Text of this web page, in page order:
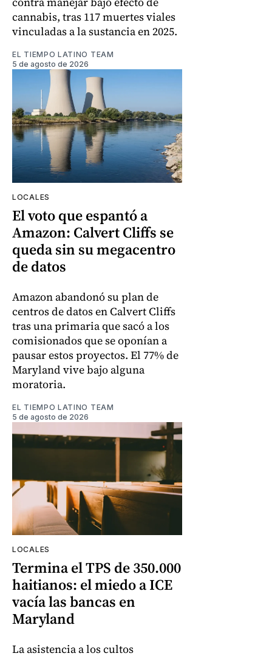
cannabis, tras 117 muertes viales
vinculadas a la sustancia en 2025.
EL TIEMPO LATINO TEAM
5 de agosto de 2026
LOCALES
El voto que espantó a
Amazon: Calvert Cliffs se
queda sin su megacentro
de datos
Amazon abandonó su plan de
centros de datos en Calvert Cliffs
tras una primaria que sacó a los
comisionados que se oponían a
pausar estos proyectos. El 77% de
Maryland vive bajo alguna
moratoria.
EL TIEMPO LATINO TEAM
5 de agosto de 2026
LOCALES
Termina el TPS de 350.000
haitianos: el miedo a ICE
vacía las bancas en
Maryland
La asistencia a los cultos